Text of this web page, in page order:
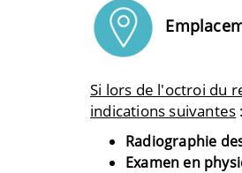
Si lors de l'octroi du
indications suivantes :
Radiographie
Examen en